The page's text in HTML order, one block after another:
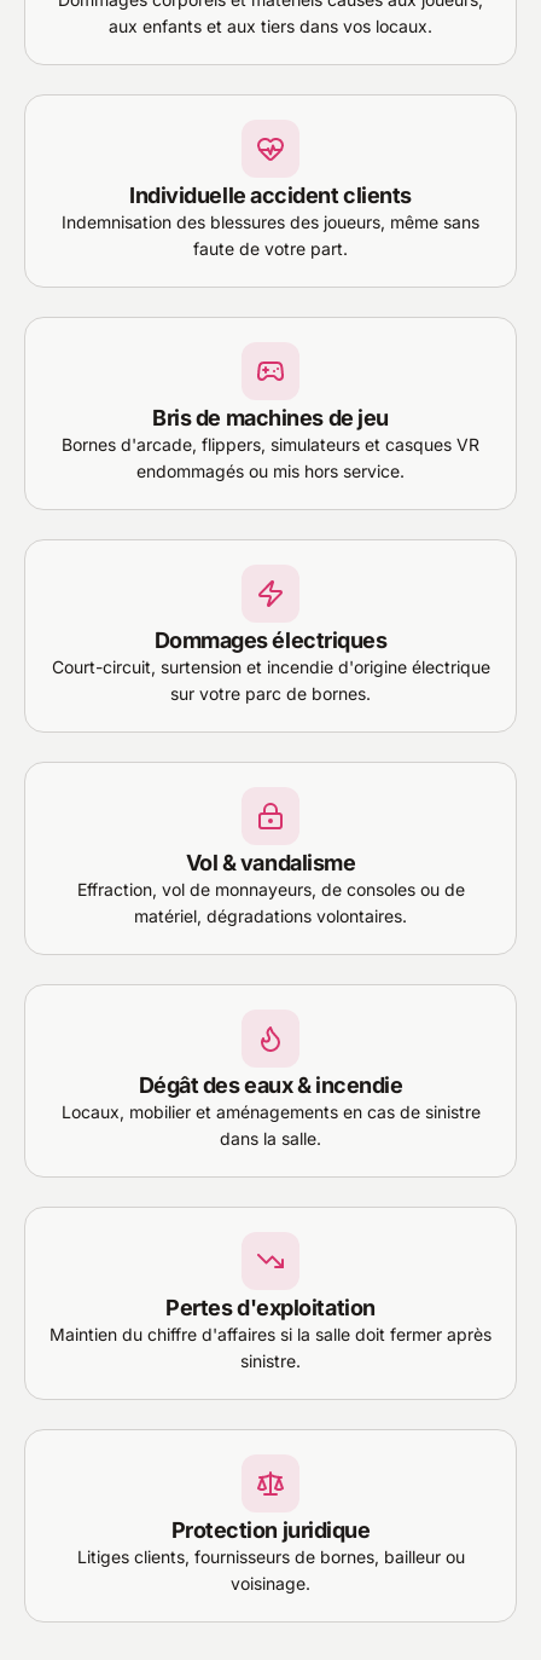
aux enfants et aux tiers dans vos locaux.
Individuelle accident clients
Indemnisation des blessures des joueurs, même sans
faute de votre part.
Bris de machines de jeu
Bornes d'arcade, flippers, simulateurs et casques VR
endommagés ou mis hors service.
Dommages électriques
Court-circuit, surtension et incendie d'origine électrique
sur votre parc de bornes.
Vol & vandalisme
Effraction, vol de monnayeurs, de consoles ou de
matériel, dégradations volontaires.
Dégât des eaux & incendie
Locaux, mobilier et aménagements en cas de sinistre
dans la salle.
Pertes d'exploitation
Maintien du chiffre d'affaires si la salle doit fermer après
sinistre.
Protection juridique
Litiges clients, fournisseurs de bornes, bailleur ou
voisinage.